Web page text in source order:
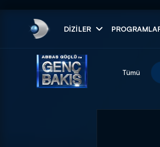
DIZILER
Tümü